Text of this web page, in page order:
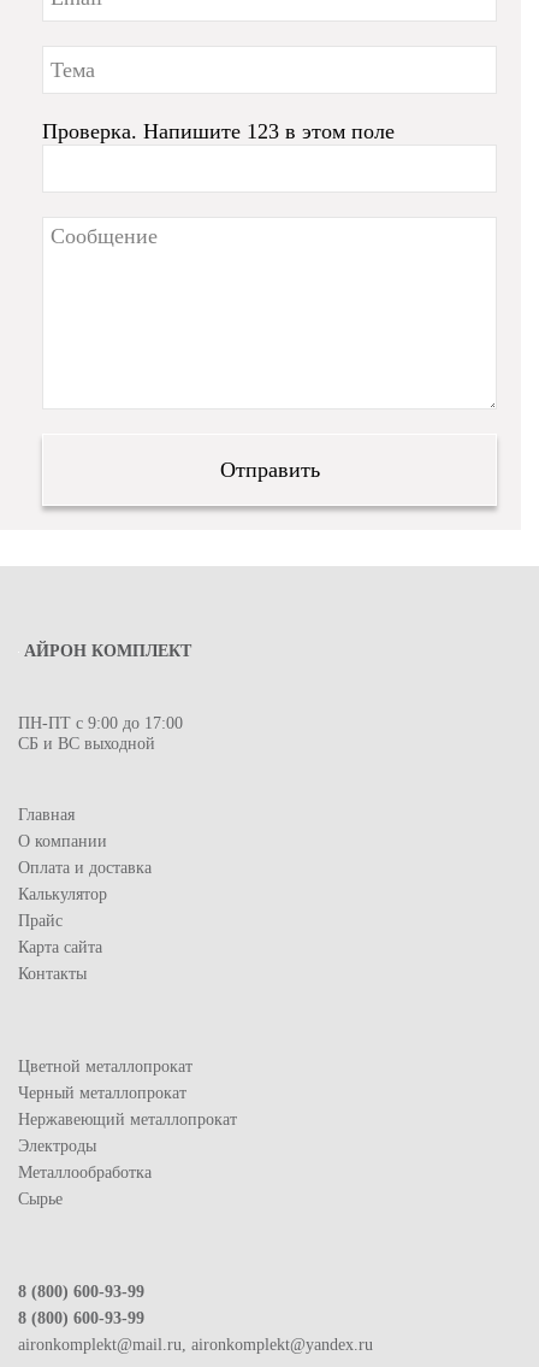
Проверка. Напишите 123 в этом поле
АЙРОН КОМПЛЕКТ
ПН-ПТ с 9:00 до 17:00
СБ и ВС выходной
Главная
О компании
Оплата и доставка
Калькулятор
Прайс
Карта сайта
Контакты
Цветной металлопрокат
Черный металлопрокат
Нержавеющий металлопрокат
Электроды
Металлообработка
Сырье
8 (800) 600-93-99
8 (800) 600-93-99
aironkomplekt@mail.ru, aironkomplekt@yandex.ru